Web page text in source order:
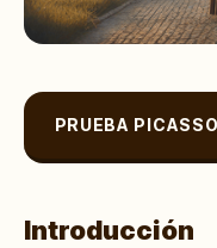
PRUEBA
Introducción